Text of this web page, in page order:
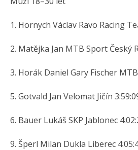
1. Hornych Václav Ravo Racing
2. Matějka Jan MTB Sport Český
3. Horák Daniel Gary Fischer
5. Gotvald Jan Velomat Jičín
6. Bauer Lukáš SKP Jablonec
9. Šperl Milan Dukla Liberec